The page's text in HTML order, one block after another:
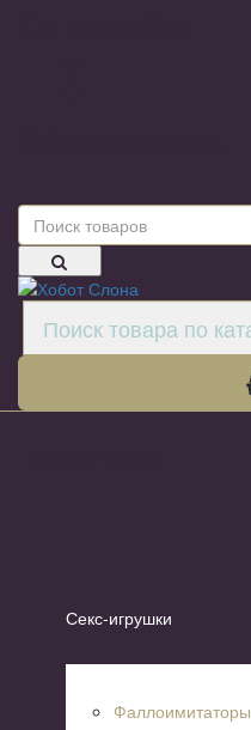
Секс-игрушки
Фаллоимитаторы